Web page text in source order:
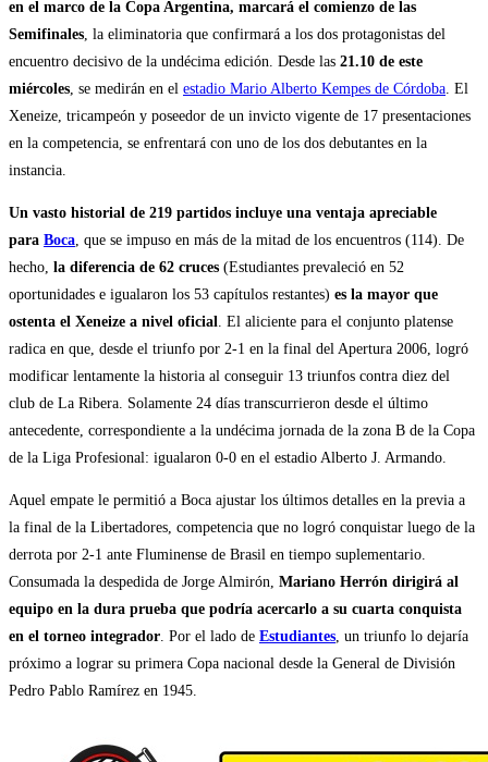
en el marco de la Copa Argentina, marcará el comienzo de las
Semifinales, la eliminatoria que confirmará a los dos protagonistas del
encuentro decisivo de la undécima edición. Desde las 21.10 de este
miércoles, se medirán en el estadio Mario Alberto Kempes de Córdoba. El
Xeneize, tricampeón y poseedor de un invicto vigente de 17 presentaciones
en la competencia, se enfrentará con uno de los dos debutantes en la
instancia.
Un vasto historial de 219 partidos incluye una ventaja apreciable
para Boca, que se impuso en más de la mitad de los encuentros (114). De
hecho, la diferencia de 62 cruces (Estudiantes prevaleció en 52
oportunidades e igualaron los 53 capítulos restantes) es la mayor que
ostenta el Xeneize a nivel oficial. El aliciente para el conjunto platense
radica en que, desde el triunfo por 2-1 en la final del Apertura 2006, logró
modificar lentamente la historia al conseguir 13 triunfos contra diez del
club de La Ribera. Solamente 24 días transcurrieron desde el último
antecedente, correspondiente a la undécima jornada de la zona B de la Copa
de la Liga Profesional: igualaron 0-0 en el estadio Alberto J. Armando.
Aquel empate le permitió a Boca ajustar los últimos detalles en la previa a
la final de la Libertadores, competencia que no logró conquistar luego de la
derrota por 2-1 ante Fluminense de Brasil en tiempo suplementario.
Consumada la despedida de Jorge Almirón, Mariano Herrón dirigirá al
equipo en la dura prueba que podría acercarlo a su cuarta conquista
en el torneo integrador. Por el lado de Estudiantes, un triunfo lo dejaría
próximo a lograr su primera Copa nacional desde la General de División
Pedro Pablo Ramírez en 1945.